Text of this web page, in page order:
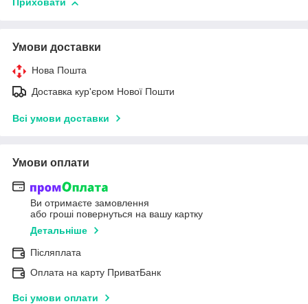
Приховати
Умови доставки
Нова Пошта
Доставка кур'єром Нової Пошти
Всі умови доставки
Умови оплати
Ви отримаєте замовлення
або гроші повернуться на вашу картку
Детальніше
Післяплата
Оплата на карту ПриватБанк
Всі умови оплати